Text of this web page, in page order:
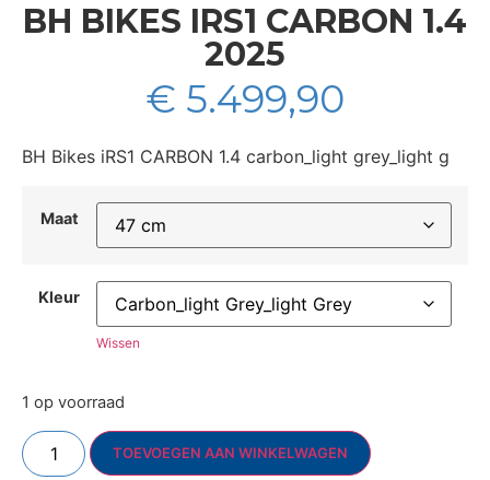
BH BIKES IRS1 CARBON 1.4
2025
€ 5.499,90
BH Bikes iRS1 CARBON 1.4 carbon_light grey_light g
Maat
Kleur
Wissen
1 op voorraad
TOEVOEGEN AAN WINKELWAGEN